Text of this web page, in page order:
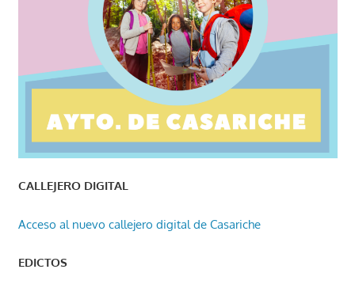
CALLEJERO DIGITAL
Acceso al nuevo callejero digital de Casariche
EDICTOS